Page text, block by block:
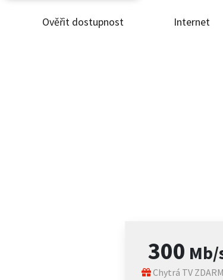
Ověřit dostupnost Internet
300 Mb/
Chytrá TV